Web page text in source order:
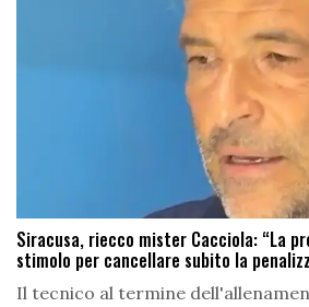
Siracusa, riecco mister Cacciola: “La
stimolo per cancellare subito la
Il tecnico al termine